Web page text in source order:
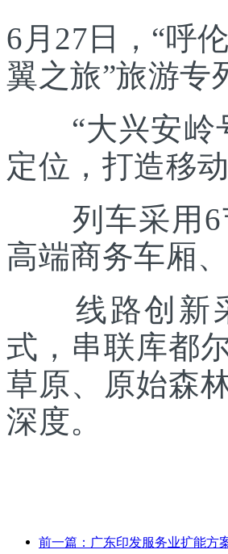
6月27日，“呼
翼之旅”旅游专
“大兴安岭号
定位，打造移
列车采用6
高端商务车厢
线路创新采
式，串联库都
草原、原始森
深度。